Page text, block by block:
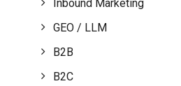
Inbound Marketing
GEO / LLM
B2B
B2C